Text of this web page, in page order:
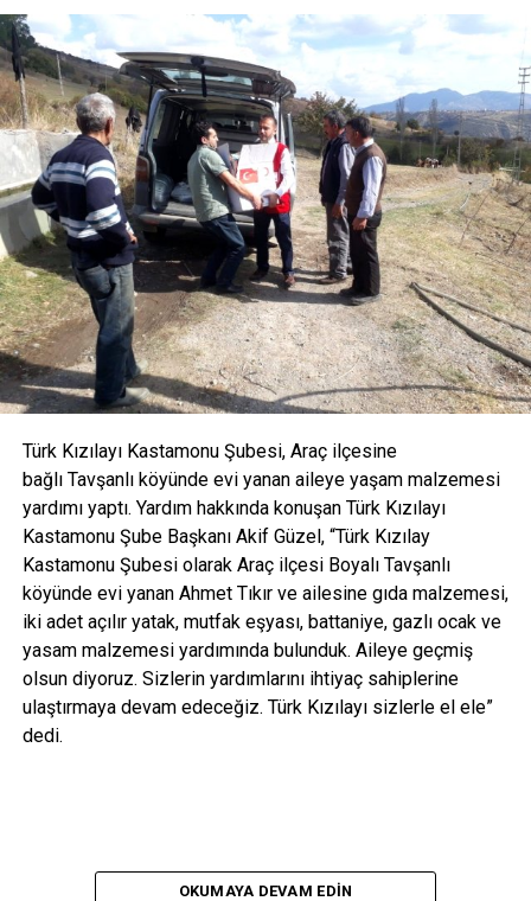
SONRAKI HABER
Taşköprü Belediye Başkanı Çatal orucunu iftar çadırında
açtı
ÖNCEKI HABER
Taşköprü Belediye Başkanı Çatal köy muhtarları ile bir
araya geldi
Türk Kızılayı Kastamonu Şubesi, Araç ilçesine
bağlı Tavşanlı köyünde evi yanan aileye yaşam malzemesi
yardımı yaptı. Yardım hakkında konuşan Türk Kızılayı
Kastamonu Şube Başkanı Akif Güzel, “Türk Kızılay
Kastamonu Şubesi olarak Araç ilçesi Boyalı Tavşanlı
köyünde evi yanan Ahmet Tıkır ve ailesine gıda malzemesi,
iki adet açılır yatak, mutfak eşyası, battaniye, gazlı ocak ve
yasam malzemesi yardımında bulunduk. Aileye geçmiş
olsun diyoruz. Sizlerin yardımlarını ihtiyaç sahiplerine
ulaştırmaya devam edeceğiz. Türk Kızılayı sizlerle el ele”
dedi.
OKUMAYA DEVAM EDIN